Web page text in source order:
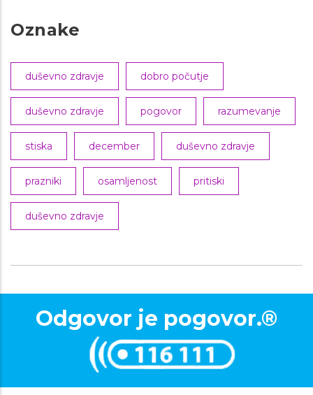
Oznake
duševno zdravje dobro počutje
duševno zdravje pogovor razumevanje
stiska december duševno zdravje
prazniki osamljenost pritiski
duševno zdravje
Odgovor je pogovor.®